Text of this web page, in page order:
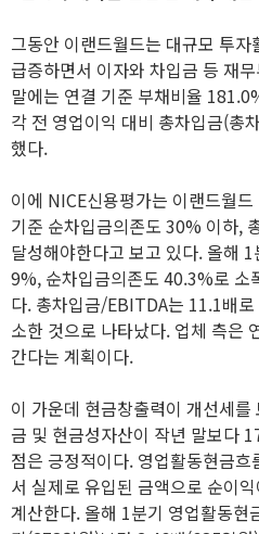
그동안 이랜드월드는 대규모 투
급증하면서 이자와 차입금 등 재
말에는 연결 기준 부채비율
각 전 영업이익 대비 총차입금(총
했다.
이에 NICE신용평가는 이랜드월
기준 순차입금의존도 30% 이하,
달성해야한다고 보고 있다. 올해
9%, 순차입금의존도 40.3%로 소
다. 총차입금/EBITDA는 11.1배
소한 것으로 나타났다. 업체 측은
간다는 계획이다.
이 가운데 현금창출력이 개선세
금 및 현금성자산이 작년 말보다
점은 긍정적이다. 영업활동현금
서 실제로 유입된 금액으로 순이
계산한다. 올해 1분기 영업활동